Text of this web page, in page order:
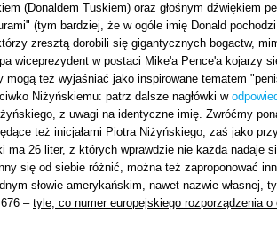
(Donaldem Tuskiem) oraz głośnym dźwiękiem
(tym bardziej, że w ogóle imię Donald
zresztą dorobili się gigantycznych bogactw,
wiceprezydent w postaci Mike'a Pence'a kojarzy
mogą też wyjaśniać jako inspirowane tematem
Niżyńskiemu: patrz dalsze nagłówki w
z uwagi na identyczne imię. Zwróćmy
też inicjałami Piotra Niżyńskiego, zaś jako
26 liter, z których wprawdzie nie każda nadaje
się od siebie różnić, można też zaproponować
słowie amerykańskim, nawet nazwie własnej,
– tyle, co numer europejskiego rozporządzenia